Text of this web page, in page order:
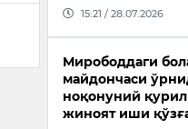
15:21 / 28.07.2026
Мирободдаги
майдончаси
ноқонуний
жиноят иши